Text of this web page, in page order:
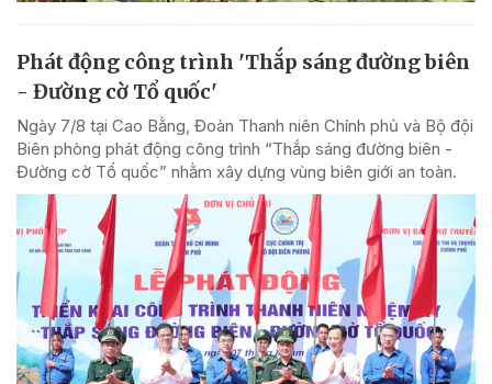
Phát động công trình 'Thắp sáng đường biên
- Đường cờ Tổ quốc'
Ngày 7/8 tại Cao Bằng, Đoàn Thanh niên Chính phủ và Bộ đội
Biên phòng phát động công trình “Thắp sáng đường biên -
Đường cờ Tổ quốc” nhằm xây dựng vùng biên giới an toàn.